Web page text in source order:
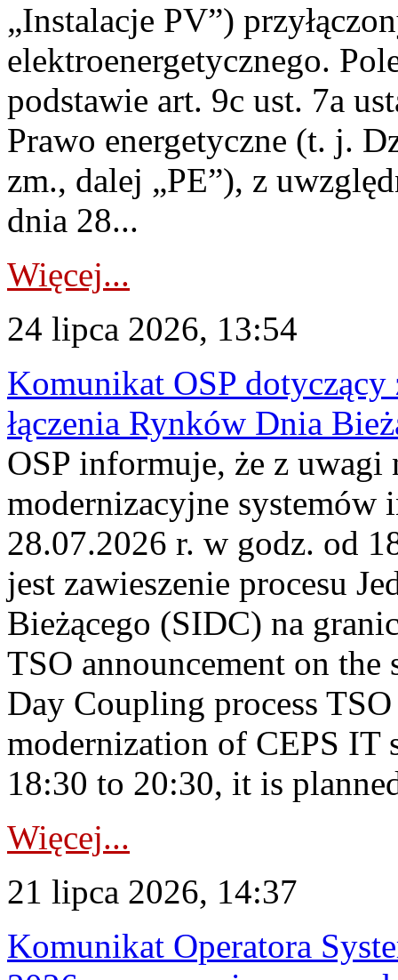
„Instalacje PV”)
elektroenergetycznego.
podstawie art. 9c ust. 7a
Prawo energetyczne (t. j.
zm., dalej „PE”), z
dnia 28...
Więcej...
24 lipca 2026, 13:54
Komunikat OSP dotyczący
łączenia Rynków Dnia
OSP informuje, że z uwagi
modernizacyjne
28.07.2026 r. w godz. od
jest zawieszenie procesu
Bieżącego (SIDC) na
TSO announcement on
Day Coupling process
modernization of CEPS IT
18:30 to 20:30, it is
Więcej...
21 lipca 2026, 14:37
Komunikat Operatora